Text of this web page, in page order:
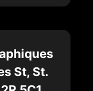
St, St.